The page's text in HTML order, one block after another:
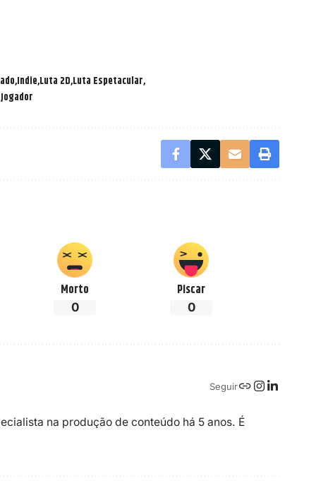
IndieLuta 2DLuta Espetacular
Morto
0
Piscar
0
Seguir
na produção de conteúdo há 5 anos. É